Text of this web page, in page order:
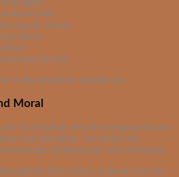
der Sinne)
Einheit)
in die einzelnen Glieder ein.
Moral
Grundsätze, die den Umgang mit der
betreffen. Sie bilden die
Miteinander und umfassen:
Sich selbst, anderen und der